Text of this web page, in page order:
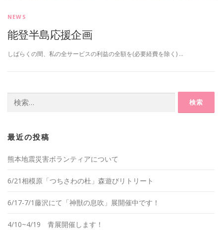
NEWS
能登半島応援企画
しばらくの間、私の全サービスの利益の全額を(必要経費を除く) …
索:
最近の投稿
熊本地震災害ボランティアについて
6/21相模原「つちさわの杜」森遊びリトリート
6/17-7/1藤沢にて「神獣の息吹」展開催中です！
4/10~4/19 青展開催します！